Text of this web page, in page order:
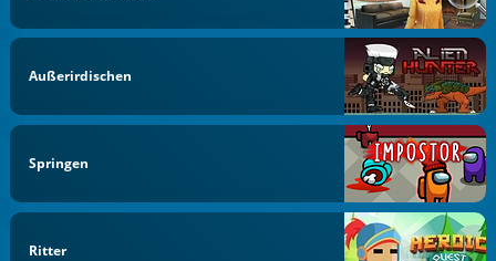
Außerirdischen
Springen
Ritter